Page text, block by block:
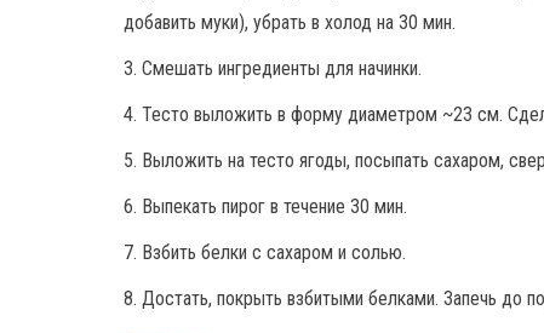
добавить муки), убрать в холод на 30 мин.
3. Смешать ингредиенты для начинки.
4. Тесто выложить в форму диаметром ~23 см.
5. Выложить на тесто ягоды, посыпать сахаром,
6. Выпекать пирог в течение 30 мин.
7. Взбить белки с сахаром и солью.
8. Достать, покрыть взбитыми белками. Запечь до